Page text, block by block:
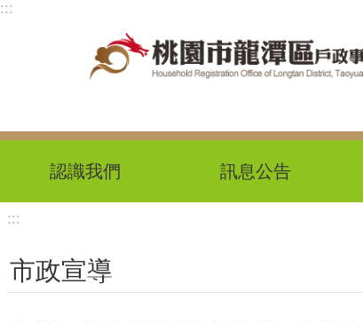
跳到主要內容區塊
:::
認識我們 訊息公告
:::
市政宣導